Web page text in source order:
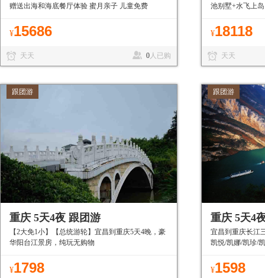
赠送出海和海底餐厅体验 蜜月亲子 儿童免费
¥15686
天天 0人已购
池别墅+水飞上
¥18118
天天
跟团游
重庆 5天4夜 跟团游
【2大免1小】【总统游轮】宜昌到重庆5天4晚，豪
华阳台江景房，纯玩无购物
¥1798
跟团游
重庆 5天4
宜昌到重庆长江
凯悦/凯娜/凯珍/
¥1598